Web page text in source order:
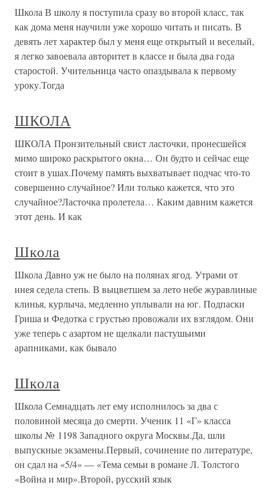
Школа В школу я поступила сразу во второй класс, так
как дома меня научили уже хорошо читать и писать. В
девять лет характер был у меня еще открытый и веселый,
я легко завоевала авторитет в классе и была два года
старостой. Учительница часто опаздывала к первому
уроку.Тогда
ШКОЛА
ШКОЛА Пронзительный свист ласточки, пронесшейся
мимо широко раскрытого окна… Он будто и сейчас еще
стоит в ушах.Почему память выхватывает подчас что-то
совершенно случайное? Или только кажется, что это
случайное?Ласточка пролетела… Каким давним кажется
этот день. И как
Школа
Школа Давно уж не было на полянах ягод. Утрами от
инея седела степь. В выцветшем за лето небе журавлиные
клинья, курлыча, медленно уплывали на юг. Подпаски
Гриша и Федотка с грустью провожали их взглядом. Они
уже теперь с азартом не щелкали пастушьими
арапниками, как бывало
Школа
Школа Семнадцать лет ему исполнилось за два с
половиной месяца до смерти. Ученик 11 «Г» класса
школы № 1198 Западного округа Москвы.Да, шли
выпускные экзамены.Первый, сочинение по литературе,
он сдал на «5/4» — «Тема семьи в романе Л. Толстого
«Война и мир».Второй, русский язык